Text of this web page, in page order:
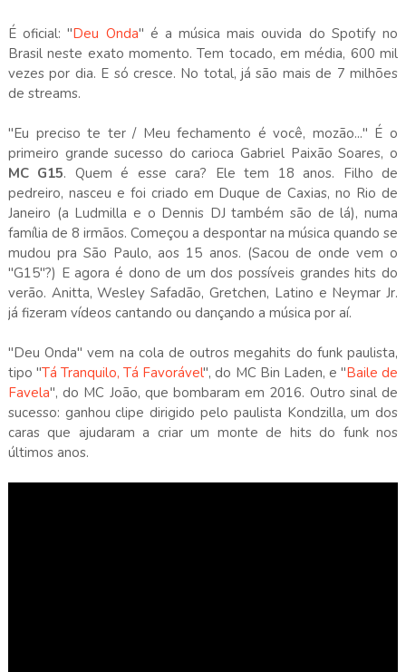
É oficial: "Deu Onda" é a música mais ouvida do Spotify no
Brasil neste exato momento. Tem tocado, em média, 600 mil
vezes por dia. E só cresce. No total, já são mais de 7 milhões
de streams.
"Eu preciso te ter / Meu fechamento é você, mozão..." É o
primeiro grande sucesso do carioca Gabriel Paixão Soares, o
MC G15. Quem é esse cara? Ele tem 18 anos. Filho de
pedreiro, nasceu e foi criado em Duque de Caxias, no Rio de
Janeiro (a Ludmilla e o Dennis DJ também são de lá), numa
família de 8 irmãos. Começou a despontar na música quando se
mudou pra São Paulo, aos 15 anos. (Sacou de onde vem o
"G15"?) E agora é dono de um dos possíveis grandes hits do
verão. Anitta, Wesley Safadão, Gretchen, Latino e Neymar Jr.
já fizeram vídeos cantando ou dançando a música por aí.
"Deu Onda" vem na cola de outros megahits do funk paulista,
tipo "Tá Tranquilo, Tá Favorável", do MC Bin Laden, e "Baile de
Favela", do MC João, que bombaram em 2016. Outro sinal de
sucesso: ganhou clipe dirigido pelo paulista Kondzilla, um dos
caras que ajudaram a criar um monte de hits do funk nos
últimos anos.